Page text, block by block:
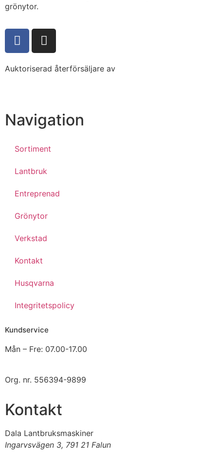
grönytor.
Auktoriserad återförsäljare av
Navigation
Sortiment
Lantbruk
Entreprenad
Grönytor
Verkstad
Kontakt
Husqvarna
Integritetspolicy
Kundservice
Mån – Fre: 07.00-17.00
Org. nr. 556394-9899
Kontakt
Dala Lantbruksmaskiner
Ingarvsvägen 3, 791 21 Falun